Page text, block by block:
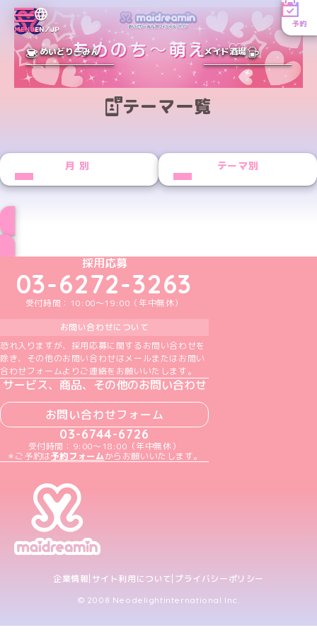
MENUEN／JP
予約
めいどりーみん メイド酒場
テーマ一覧
月別 テーマ別
めいどりーみんTikTok公式アカウント
めいどりーみんX公式アカウント
めいどりーみんInstagram公式アカウント
めいどりーみんFacebook公式アカウン
めいどりーみんYouTube公式アカ
採用応募
03-6272-3263
受付時間：10:00～19:00（年中無休）
お問い合わせについて
恐れ入りますが、採用応募に関するお問い合わせを
除き、その他のお問い合わせはメールまたはお問い
合わせフォームよりご連絡をお願いいたします。
サービス、商品、その他のお問い合わせ
お問い合わせフォーム
03-6744-6726
受付時間：9:00～18:00（年中無休）
＊ご予約は予約フォームからお願いいたします。
企業情報 サイト利用について プライバシーポリシー
© 2008 Neodelightinternational Inc.